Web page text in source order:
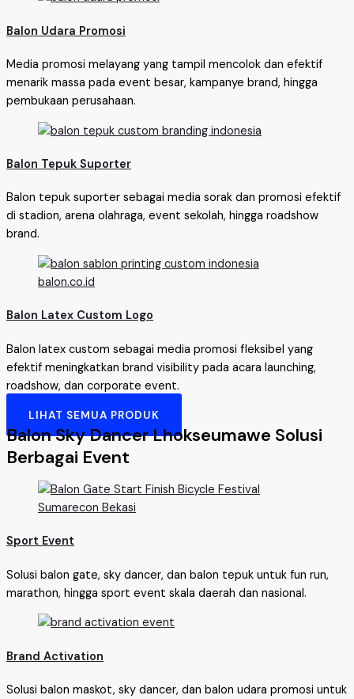
Balon Udara Promosi
Media promosi melayang yang tampil mencolok dan efektif
menarik massa pada event besar, kampanye brand, hingga
pembukaan perusahaan.
Balon Tepuk Suporter
Balon tepuk suporter sebagai media sorak dan promosi efektif
di stadion, arena olahraga, event sekolah, hingga roadshow
brand.
Balon Latex Custom Logo
Balon latex custom sebagai media promosi fleksibel yang
efektif meningkatkan brand visibility pada acara launching,
roadshow, dan corporate event.
LIHAT SEMUA PRODUK
Balon Sky Dancer Lhokseumawe Solusi
Berbagai Event
Sport Event
Solusi balon gate, sky dancer, dan balon tepuk untuk fun run,
marathon, hingga sport event skala daerah dan nasional.
Brand Activation
Solusi balon maskot, sky dancer, dan balon udara promosi untuk